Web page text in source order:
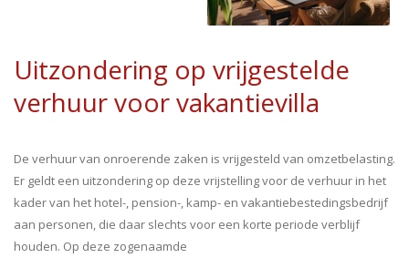
Uitzondering op vrijgestelde
verhuur voor vakantievilla
De verhuur van onroerende zaken is vrijgesteld van omzetbelasting.
Er geldt een uitzondering op deze vrijstelling voor de verhuur in het
kader van het hotel-, pension-, kamp- en vakantiebestedingsbedrijf
aan personen, die daar slechts voor een korte periode verblijf
houden. Op deze zogenaamde